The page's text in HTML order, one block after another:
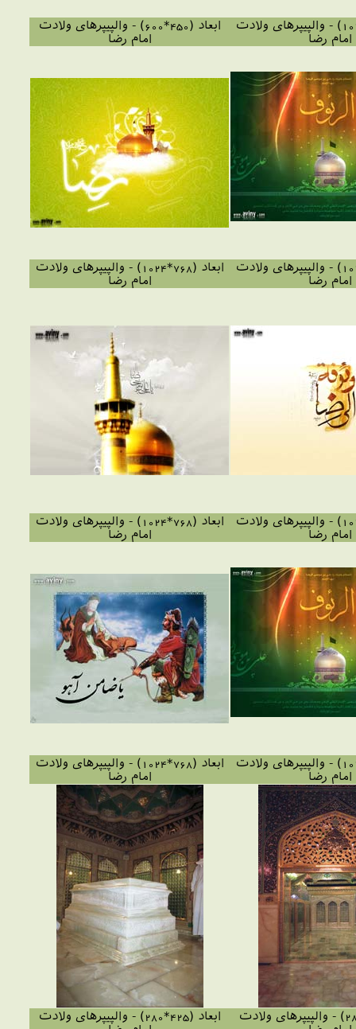
ابعاد (768*1024) - والپیپرهای ولادت
امام رضا
ابعاد (450*600) - والپیپرهای ولادت
امام رضا
ابعاد (768*1024) - والپیپرهای ولادت
امام رضا
ابعاد (768*1024) - والپیپرهای ولادت
امام رضا
ابعاد (768*1024) - والپیپرهای ولادت
امام رضا
ابعاد (768*1024) - والپیپرهای ولادت
امام رضا
ابعاد (768*1024) - والپیپرهای ولادت
امام رضا
ابعاد (768*1024) - والپیپرهای ولادت
امام رضا
ابعاد (430*280) - والپیپرهای ولادت
ابعاد (425*280) - والپیپرهای ولادت